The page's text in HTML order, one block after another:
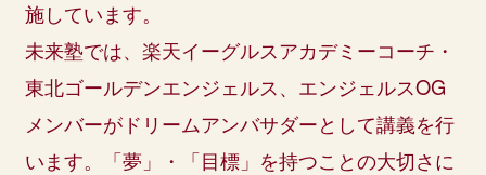
未来塾
幼稚園訪問
野球教室
選手ふれあいイベント
施しています。
未来塾では、楽天イーグルスアカデミーコーチ・
東北ゴールデンエンジェルス、エンジェルスOG
メンバーがドリームアンバサダーとして講義を行
います。「夢」・「目標」を持つことの大切さに